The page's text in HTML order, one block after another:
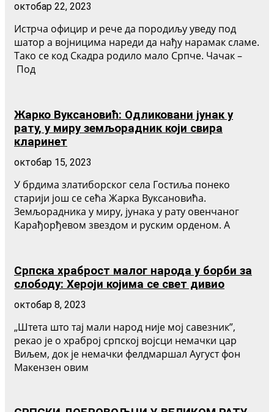
октобар 22, 2023
Истрча официр и рече да породиљу уведу под
шатор а војницима нареди да нађу нарамак сламе.
Тако се код Скадра родило мало Српче. Чачак –
Под
Жарко Вуксановић: Одликовани јунак у
рату, у миру земљорадник који свира
кларинет
октобар 15, 2023
У брдима златиборског села Гостиља понеко
старији још се сећа Жарка Вуксановића.
Земљорадника у миру, јунака у рату овенчаног
Карађорђевом звездом и руским орденом. А
Српска храброст малог народа у борби за
слободу: Хероји којима се свет дивио
октобар 8, 2023
„Штета што тај мали народ није мој савезник”,
рекао је о храброј српској војсци немачки цар
Виљем, док је немачки фелдмаршал Аугуст фон
Макензен овим